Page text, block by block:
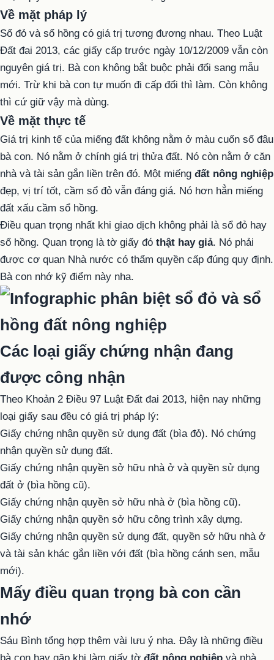
Về mặt pháp lý
Sổ đỏ và sổ hồng có giá trị tương đương nhau. Theo Luật
Đất đai 2013, các giấy cấp trước ngày 10/12/2009 vẫn còn
nguyên giá trị. Bà con không bắt buộc phải đổi sang mẫu
mới. Trừ khi bà con tự muốn đi cấp đổi thì làm. Còn không
thì cứ giữ vậy mà dùng.
Về mặt thực tế
Giá trị kinh tế của miếng đất không nằm ở màu cuốn sổ đâu
bà con. Nó nằm ở chính giá trị thửa đất. Nó còn nằm ở căn
nhà và tài sản gắn liền trên đó. Một miếng đất nông nghiệp
đẹp, vị trí tốt, cầm sổ đỏ vẫn đáng giá. Nó hơn hẳn miếng
đất xấu cầm sổ hồng.
Điều quan trọng nhất khi giao dịch không phải là sổ đỏ hay
sổ hồng. Quan trọng là tờ giấy đó thật hay giả. Nó phải
được cơ quan Nhà nước có thẩm quyền cấp đúng quy định.
Bà con nhớ kỹ điểm này nha.
Các loại giấy chứng nhận đang
được công nhận
Theo Khoản 2 Điều 97 Luật Đất đai 2013, hiện nay những
loại giấy sau đều có giá trị pháp lý:
Giấy chứng nhận quyền sử dụng đất (bìa đỏ). Nó chứng
nhận quyền sử dụng đất.
Giấy chứng nhận quyền sở hữu nhà ở và quyền sử dụng
đất ở (bìa hồng cũ).
Giấy chứng nhận quyền sở hữu nhà ở (bìa hồng cũ).
Giấy chứng nhận quyền sở hữu công trình xây dựng.
Giấy chứng nhận quyền sử dụng đất, quyền sở hữu nhà ở
và tài sản khác gắn liền với đất (bìa hồng cánh sen, mẫu
mới).
Mấy điều quan trọng bà con cần
nhớ
Sáu Bình tổng hợp thêm vài lưu ý nha. Đây là những điều